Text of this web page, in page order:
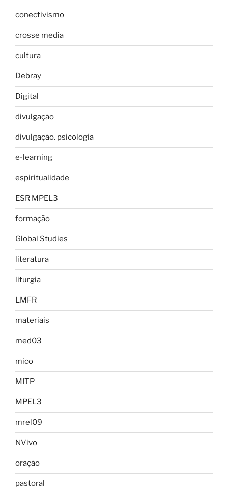
conectivismo
crosse media
cultura
Debray
Digital
divulgação
divulgação. psicologia
e-learning
espiritualidade
ESR MPEL3
formação
Global Studies
literatura
liturgia
LMFR
materiais
med03
mico
MITP
MPEL3
mrel09
NVivo
oração
pastoral